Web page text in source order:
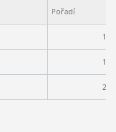
Pořadí
1
1
2